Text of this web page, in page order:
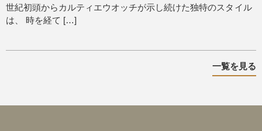
世紀初頭からカルティエウオッチが示し続けた独特のスタイル
は、 時を経て […]
一覧を見る